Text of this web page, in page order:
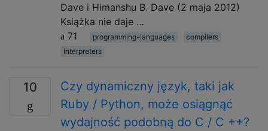
Dave i Himanshu B. Dave (2 maja 2012)
Książka nie daje …
71
programming-languages
compilers
interpreters
10
Czy dynamiczny język, taki jak
Ruby / Python, może osiągnąć
wydajność podobną do C / C ++?